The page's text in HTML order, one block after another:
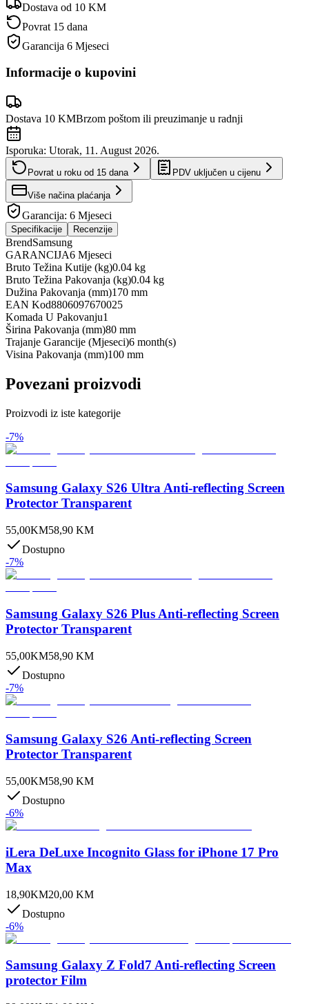
Dostava od 10 KM
Povrat 15 dana
Garancija 6 Mjeseci
Informacije o kupovini
Dostava 10 KMBrzom poštom ili preuzimanje u radnji
Isporuka: Utorak, 11. August 2026.
Povrat u roku od 15 dana PDV uključen u cijenu
Više načina plaćanja
Garancija: 6 Mjeseci
Specifikacije Recenzije
BrendSamsung
GARANCIJA6 Mjeseci
Bruto Težina Kutije (kg)0.04 kg
Bruto Težina Pakovanja (kg)0.04 kg
Dužina Pakovanja (mm)170 mm
EAN Kod8806097670025
Komada U Pakovanju1
Širina Pakovanja (mm)80 mm
Trajanje Garancije (Mjeseci)6 month(s)
Visina Pakovanja (mm)100 mm
Povezani proizvodi
Proizvodi iz iste kategorije
-7%
Samsung Galaxy S26 Ultra Anti-reflecting Screen
Protector Transparent
55,00KM58,90 KM
Dostupno
-7%
Samsung Galaxy S26 Plus Anti-reflecting Screen
Protector Transparent
55,00KM58,90 KM
Dostupno
-7%
Samsung Galaxy S26 Anti-reflecting Screen
Protector Transparent
55,00KM58,90 KM
Dostupno
-6%
iLera DeLuxe Incognito Glass for iPhone 17 Pro
Max
18,90KM20,00 KM
Dostupno
-6%
Samsung Galaxy Z Fold7 Anti-reflecting Screen
protector Film